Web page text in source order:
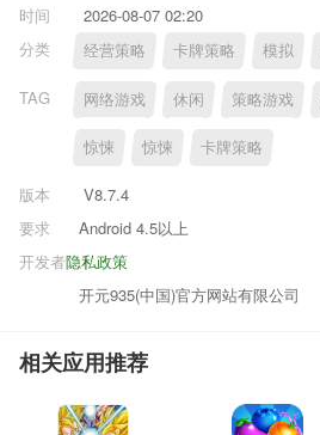
时间
2026-08-07 02:20
分类
经营策略 卡牌策略 模拟
TAG 网络游戏 休闲 策略游戏
惊悚 惊悚 卡牌策略
版本
V8.7.4
要求
Android 4.5以上
隐私政策
开发者
开元935(中国)官方网站有限公司
相关应用推荐